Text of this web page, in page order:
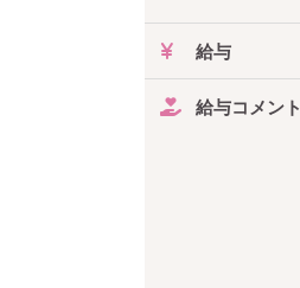
給与
給与コメント